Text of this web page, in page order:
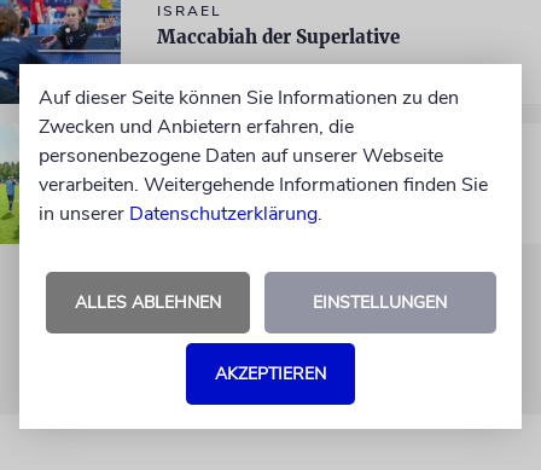
ISRAEL
Maccabiah der Superlative
ZAHL DER WOCHE
81 Punkte
Auf dieser Seite können Sie Informationen zu den
Zwecken und Anbietern erfahren, die
personenbezogene Daten auf unserer Webseite
verarbeiten. Weitergehende Informationen finden Sie
in unserer Datenschutzerklärung.
ALLES ABLEHNEN EINSTELLUNGEN
AKZEPTIEREN